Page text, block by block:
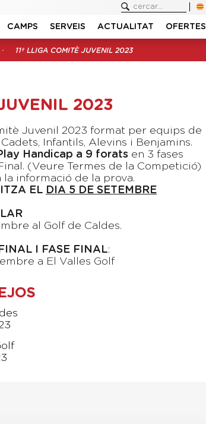
CAMPS SERVEIS ACTUALITAT OFERTES
11ª LLIGA COMITÈ JUVENIL 2023
2023
Juvenil 2023 format per equips de
Infantils, Alevins i Benjamins.
Handicap a 9 forats en 3 fases
(Veure Termes de la Competició)
informació de la prova.
EL DIA 5 DE SETEMBRE
al Golf de Caldes.
I FASE FINAL:
a El Valles Golf